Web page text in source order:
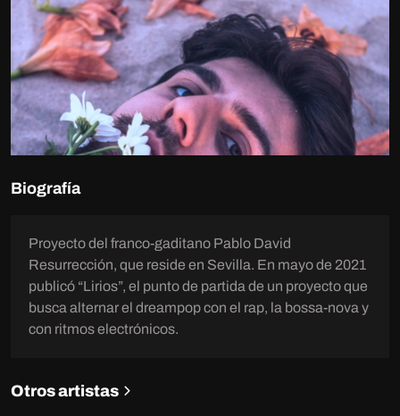
Biografía
Proyecto del franco-gaditano Pablo David
Resurrección, que reside en Sevilla. En mayo de 2021
publicó “Lirios”, el punto de partida de un proyecto que
busca alternar el dreampop con el rap, la bossa-nova y
con ritmos electrónicos.
Otros artistas